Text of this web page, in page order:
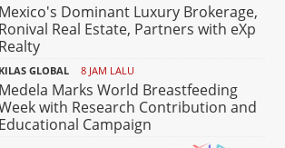
Mexico's Dominant Luxury Brokerage,
Ronival Real Estate, Partners with eXp
Realty
KILAS GLOBAL 8 JAM LALU
Medela Marks World Breastfeeding
with Research Contribution and
Educational Campaign